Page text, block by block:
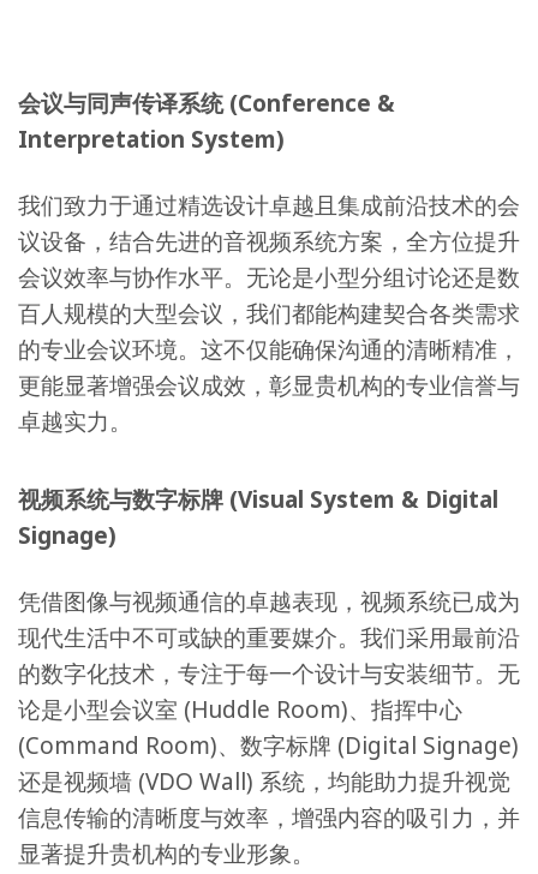
会议与同声传译系统 (Conference &
Interpretation System)
我们致力于通过精选设计卓越且集成前沿技术的会
议设备，结合先进的音视频系统方案，全方位提升
会议效率与协作水平。无论是小型分组讨论还是数
百人规模的大型会议，我们都能构建契合各类需求
的专业会议环境。这不仅能确保沟通的清晰精准，
更能显著增强会议成效，彰显贵机构的专业信誉与
卓越实力。
视频系统与数字标牌 (Visual System & Digital
Signage)
凭借图像与视频通信的卓越表现，视频系统已成为
现代生活中不可或缺的重要媒介。我们采用最前沿
的数字化技术，专注于每一个设计与安装细节。无
论是小型会议室 (Huddle Room)、指挥中心
(Command Room)、数字标牌 (Digital Signage)
还是视频墙 (VDO Wall) 系统，均能助力提升视觉
信息传输的清晰度与效率，增强内容的吸引力，并
显著提升贵机构的专业形象。